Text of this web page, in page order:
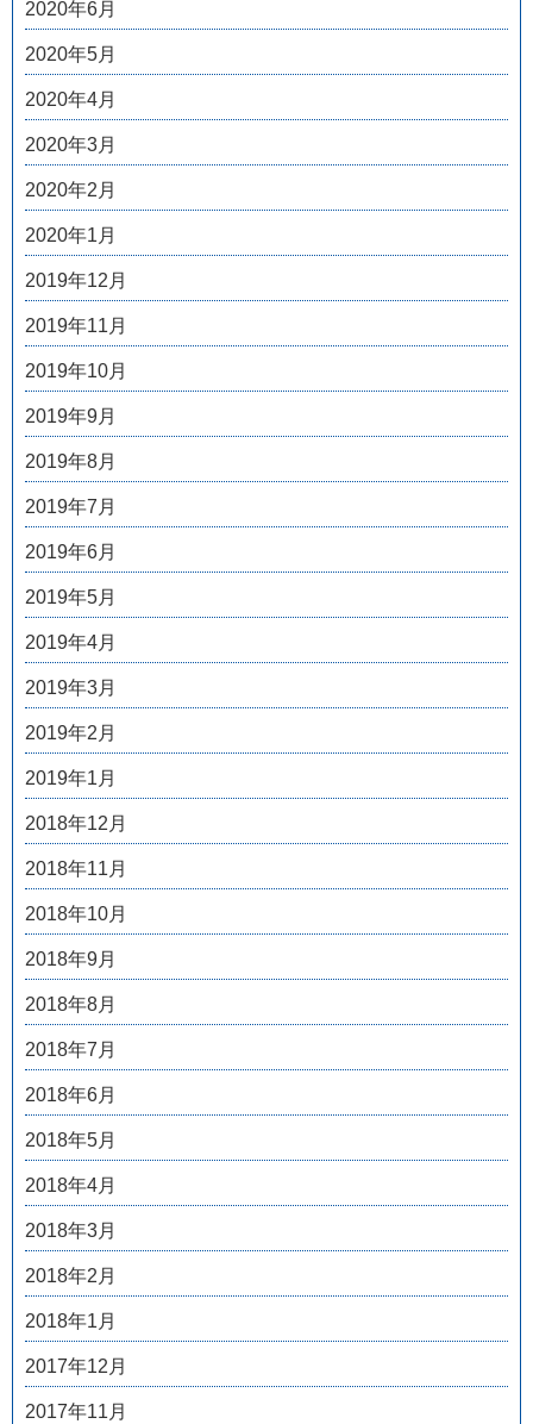
2020年6月
2020年5月
2020年4月
2020年3月
2020年2月
2020年1月
2019年12月
2019年11月
2019年10月
2019年9月
2019年8月
2019年7月
2019年6月
2019年5月
2019年4月
2019年3月
2019年2月
2019年1月
2018年12月
2018年11月
2018年10月
2018年9月
2018年8月
2018年7月
2018年6月
2018年5月
2018年4月
2018年3月
2018年2月
2018年1月
2017年12月
2017年11月